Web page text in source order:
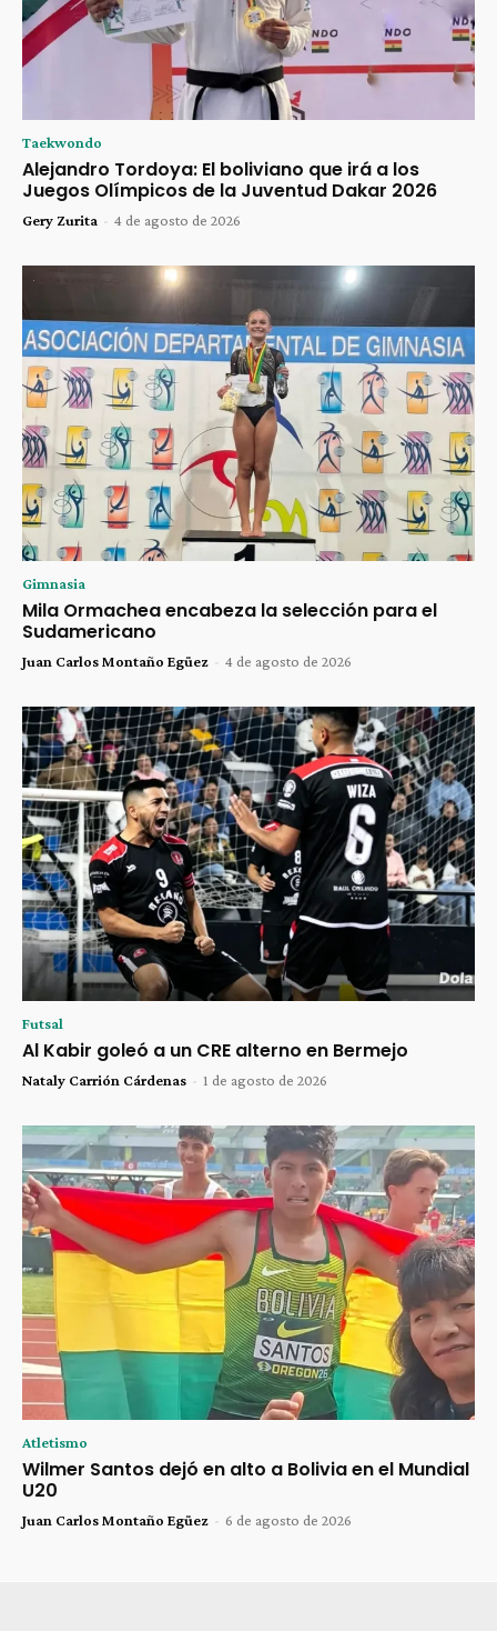
Taekwondo
Alejandro Tordoya: El boliviano que irá a los
Juegos Olímpicos de la Juventud Dakar 2026
Gery Zurita - 4 de agosto de 2026
Gimnasia
Mila Ormachea encabeza la selección para el
Sudamericano
Juan Carlos Montaño Egüez - 4 de agosto de 2026
Futsal
Al Kabir goleó a un CRE alterno en Bermejo
Nataly Carrión Cárdenas - 1 de agosto de 2026
Atletismo
Wilmer Santos dejó en alto a Bolivia en el Mundial
U20
Juan Carlos Montaño Egüez - 6 de agosto de 2026